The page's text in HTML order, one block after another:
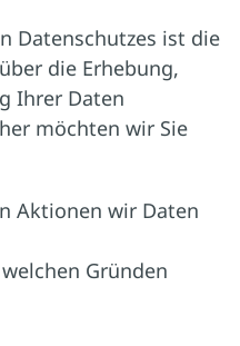
Datenschutzes ist die
die Erhebung,
Ihrer Daten
möchten wir Sie
Aktionen wir Daten
Gründen